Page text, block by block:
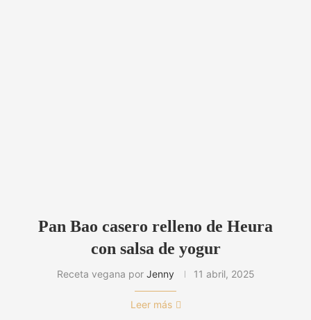
Pan Bao casero relleno de Heura
con salsa de yogur
Receta vegana por Jenny 11 abril, 2025
Leer más